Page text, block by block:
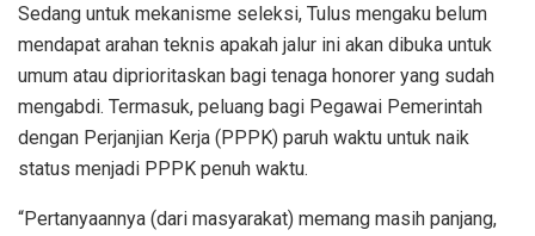
Sedang untuk mekanisme seleksi, Tulus mengaku belum
mendapat arahan teknis apakah jalur ini akan dibuka untuk
umum atau diprioritaskan bagi tenaga honorer yang sudah
mengabdi. Termasuk, peluang bagi Pegawai Pemerintah
dengan Perjanjian Kerja (PPPK) paruh waktu untuk naik
status menjadi PPPK penuh waktu.
“Pertanyaannya (dari masyarakat) memang masih panjang,